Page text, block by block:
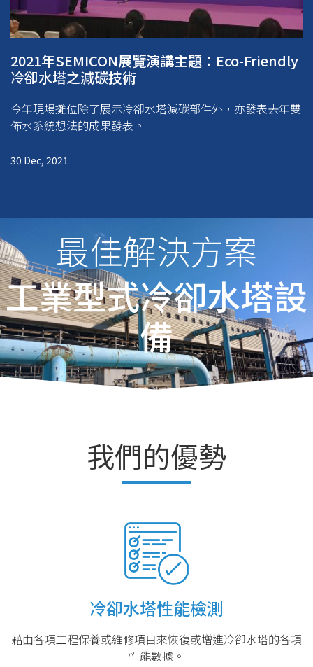
2021年SEMICON展覽演講主題：Eco-Friendly
冷卻水塔之減碳技術
今年現場攤位除了展示冷卻水塔減碳部件外，亦發表去年雙
佈水系統想法的成果發表。
30 Dec, 2021
最佳解決方案
工業型式冷卻水塔設
備
我們的優勢
冷卻水塔性能檢測
藉由各項工程保養或維修項目來恢復或增進冷卻水塔的各項
性能數據。